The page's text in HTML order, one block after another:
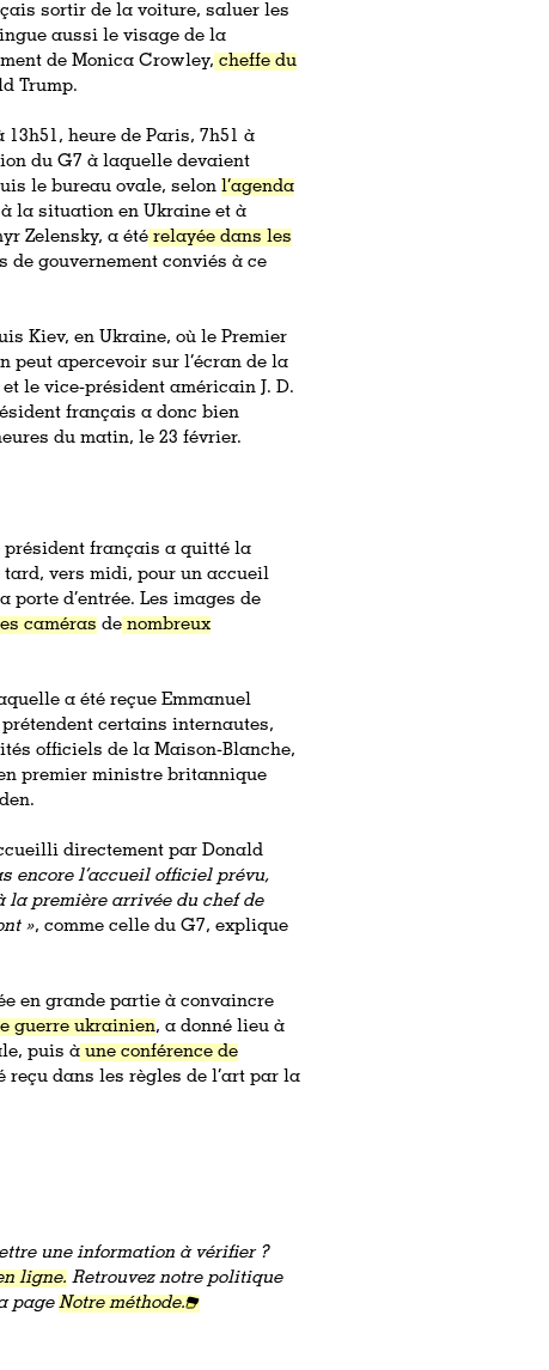
sortir de la voiture, saluer les
aussi le visage de la
de Monica Crowley, cheffe du
Trump.
heure de Paris, 7h51 à
du G7 à laquelle devaient
le bureau ovale, selon l’agenda
la situation en Ukraine et à
Zelensky, a été relayée dans les
de gouvernement conviés à ce
Kiev, en Ukraine, où le Premier
peut apercevoir sur l’écran de la
le vice-président américain J. D.
français a donc bien
du matin, le 23 février.
président français a quitté la
vers midi, pour un accueil
d’entrée. Les images de
caméras de nombreux
a été reçue Emmanuel
prétendent certains internautes,
officiels de la Maison-Blanche,
premier ministre britannique
directement par Donald
encore l’accueil officiel prévu,
la première arrivée du chef de
», comme celle du G7, explique
en grande partie à convaincre
guerre ukrainien, a donné lieu à
puis à une conférence de
reçu dans les règles de l’art par la
une information à vérifier ?
ligne. Retrouvez notre politique
pageNotre méthode.